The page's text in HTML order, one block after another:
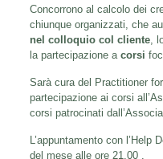
Concorrono al calcolo dei
chiunque organizzati, che
nel colloquio col cliente,
la partecipazione a corsi
Sarà cura del Practitioner
partecipazione ai corsi
corsi patrocinati
L’appuntamento con l’Help
del mese alle ore 21.00 .